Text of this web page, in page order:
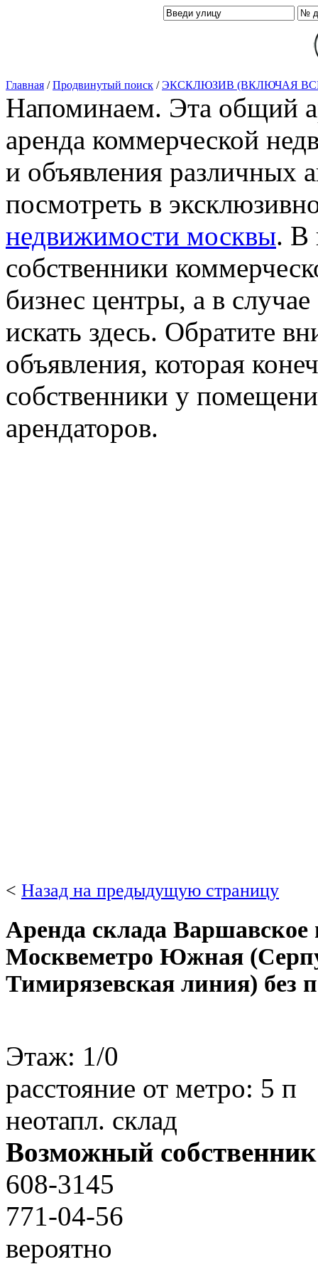
Главная /Продвинутый поиск /ЭКСКЛЮЗИВ (ВКЛЮЧАЯ
Напоминаем. Эта общий
аренда коммерческой
и объявления различных
посмотреть в
недвижимости москвы. В
собственники
бизнес центры, а в случае
искать здесь. Обратите
объявления, которая
собственники у
арендаторов.
< Назад на предыдущую страницу
Аренда склада Варшавское
Москвеметро Южная
Тимирязевская линия) без
Этаж: 1/0
расстояние от метро: 5 п
неотапл. склад
Возможный
608-3145
771-04-56
вероятно